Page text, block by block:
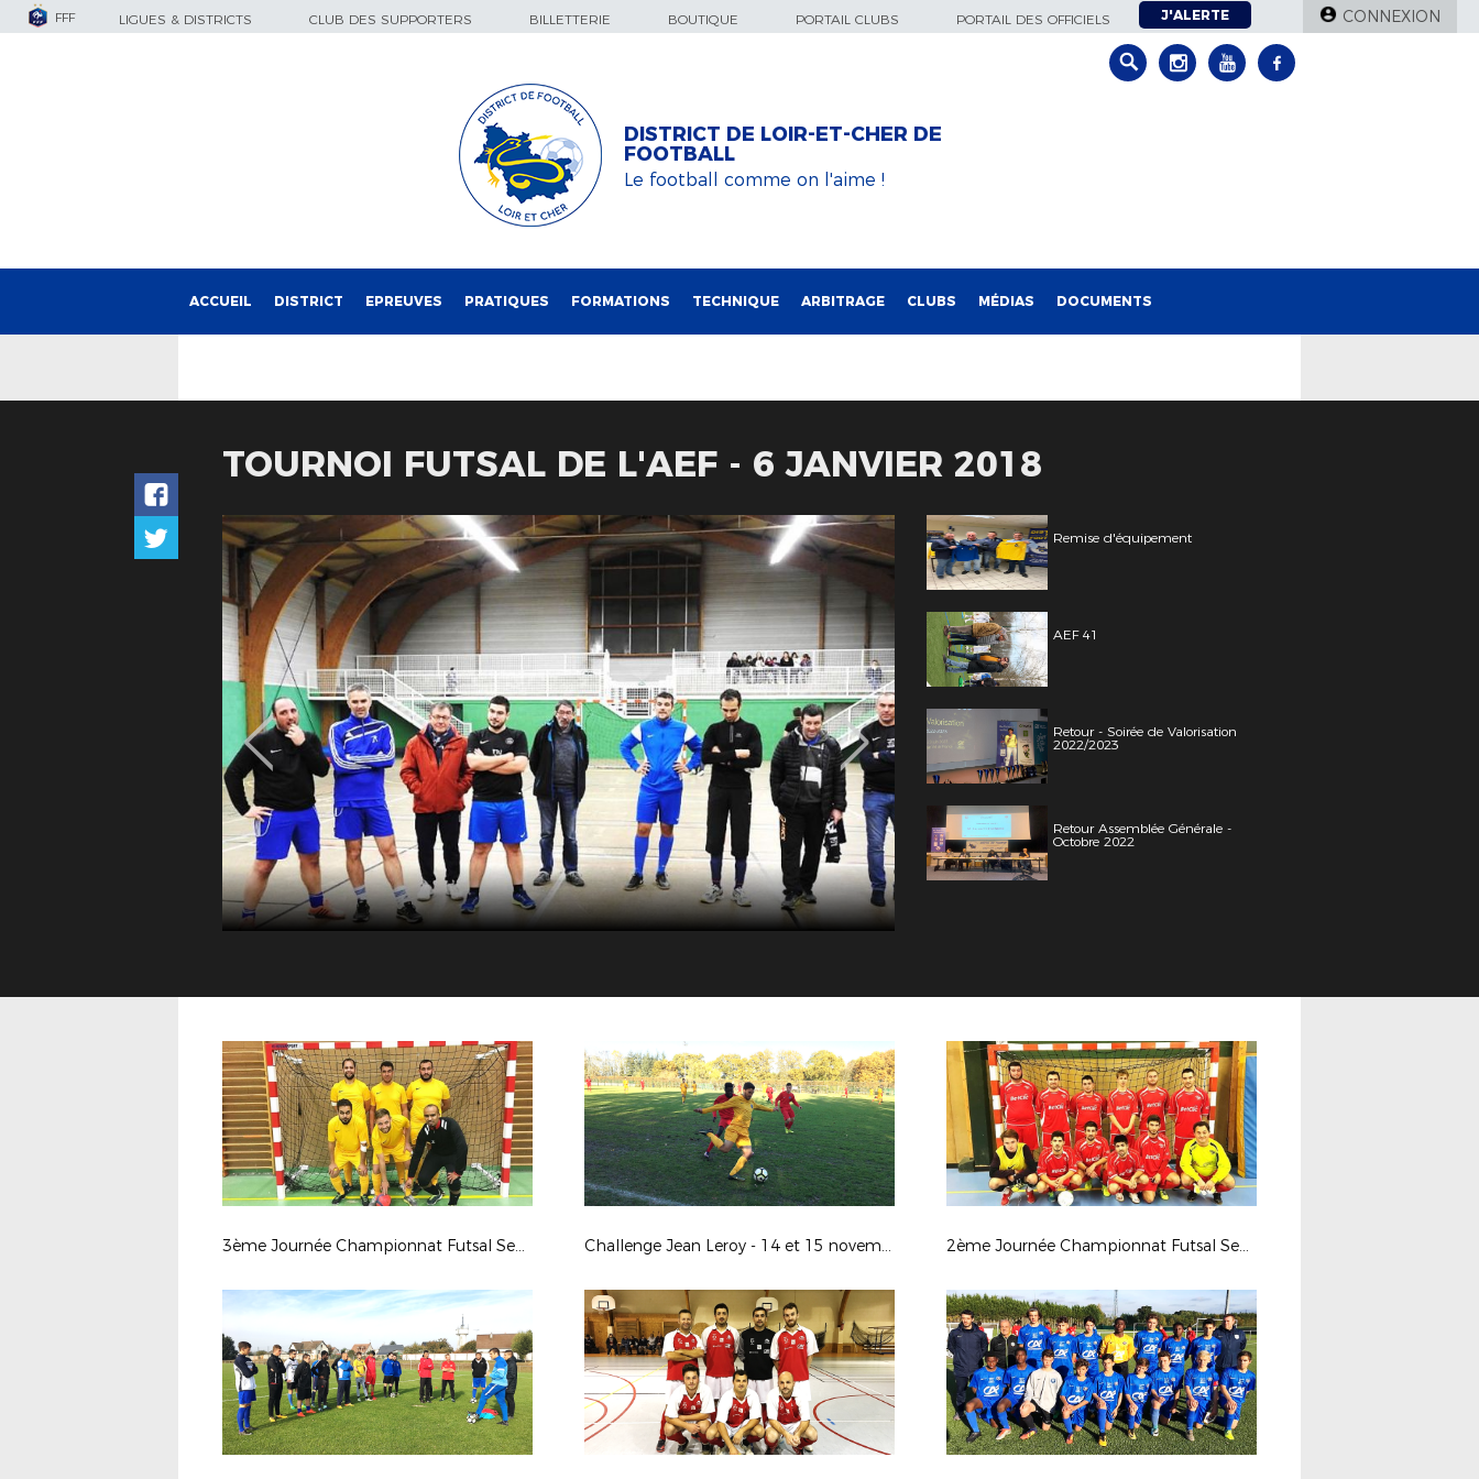
FFF LIGUES & DISTRICTS CLUB DES SUPPORTERS BILLETTERIE BOUTIQUE PORTAIL CLUBS PORTAIL DES OFFICIELS J'ALERTE CONNEXION
DISTRICT DE LOIR-ET-CHER DE
FOOTBALL
Le football comme on l'aime !
ACCUEIL DISTRICT EPREUVES PRATIQUES FORMATIONS TECHNIQUE ARBITRAGE CLUBS MÉDIAS DOCUMENTS
TOURNOI FUTSAL DE L'AEF - 6 JANVIER 2018
Remise d'équipement
AEF 41
Retour - Soirée de Valorisation
2022/2023
Retour Assemblée Générale -
Octobre 2022
3ème Journée Championnat Futsal Seniors (Poule B) : jeudi 16 novembre 2017 Challenge Jean Leroy - 14 et 15 novembre 2017 2ème Journée Championnat Futsal Seniors (Poule B) - Mercredi 8 novembre 2017